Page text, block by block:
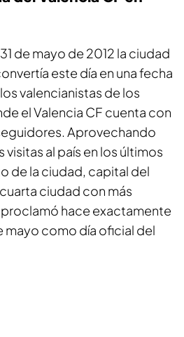
de mayo de 2012 la ciudad
este día en una fecha
valencianistas de los
el Valencia CF cuenta con
Aprovechando
visitas al país en los últimos
de la ciudad, capital del
ciudad con más
hace exactamente
mayo como día oficial del